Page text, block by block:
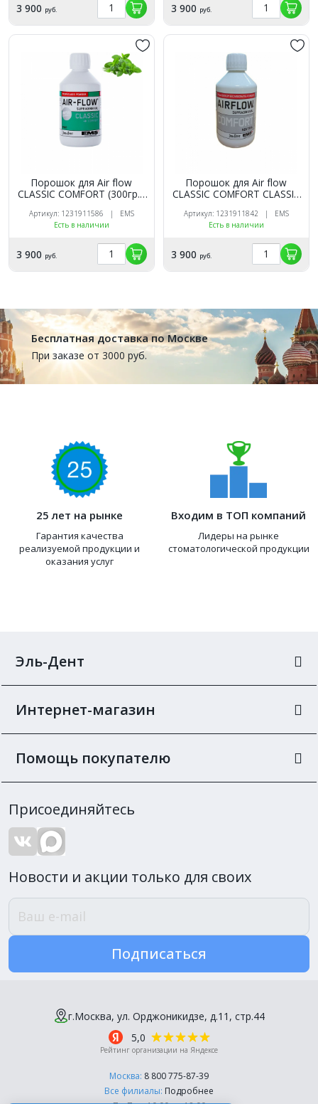
3 900 руб. 3 900 руб.
Порошок для Air flow
CLASSIC COMFORT (300гр.),
Артикул: 1231911586 | EMS
Есть в наличии
3 900 руб.
Порошок для Air flow
CLASSIC COMFORT CLASSIC
для отбеливания зубов/40
мкм, 300 гр./ЕМS
Артикул: 1231911842 | EMS
Есть в наличии
3 900 руб.
Бесплатная доставка по Москве
При заказе от 3000 руб.
25 лет на рынке
Гарантия качества
реализуемой продукции и
оказания услуг
Входим в ТОП компаний
Лидеры на рынке
стоматологической продукции
Эль-Дент
Интернет-магазин
Помощь покупателю
Присоединяйтесь
Новости и акции только для своих
Подписаться
г.Москва, ул. Орджоникидзе, д.11, стр.44
5,0
Рейтинг организации на Яндексе
Москва: 8 800 775-87-39
Все филиалы: Подробнее